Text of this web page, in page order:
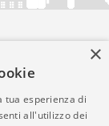
artemedia.it
| Informativa
×
tua esperienza di
all'utilizzo dei